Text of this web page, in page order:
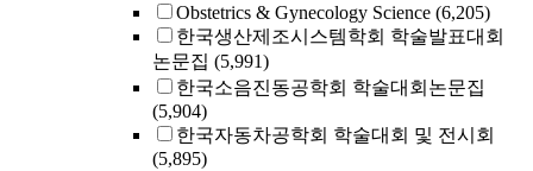
Obstetrics & Gynecology Science (6,205)
한국생산제조시스템학회 학술발표대회
논문집 (5,991)
한국소음진동공학회 학술대회논문집
(5,904)
한국자동차공학회 학술대회 및 전시회
(5,895)